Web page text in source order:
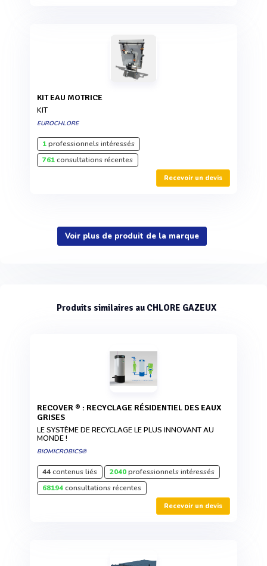
KIT EAU MOTRICE
KIT
EUROCHLORE
1professionnels intéressés
761consultations récentes
Recevoir un devis
Voir plus de produit de la marque
Produits similaires au CHLORE GAZEUX
RECOVER ® : RECYCLAGE RÉSIDENTIEL DES EAUX
GRISES
LE SYSTÈME DE RECYCLAGE LE PLUS INNOVANT AU
MONDE !
BIOMICROBICS®
44contenus liés 2040professionnels intéressés
68194consultations récentes
Recevoir un devis